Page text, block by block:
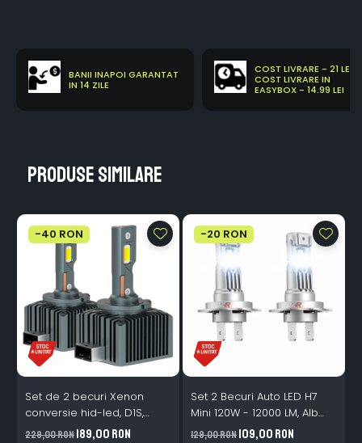
BANII INAPOI GARANTAT
IN 14 ZILE
COST LIVRARE - 21 LEI
COST LIVRARE IN
EASYBOX - 14.99 LEI
Produse similare
-40 RON
Set de 2 becuri Xenon
conversie hid-led, D1S,
120W, 12.000lm, Canbus,
229,00 RON189,00 RON
-20 RON
Set 2 Becuri Auto LED H7
Mini 120W - 12000 LM, Alb
Rece 6500K, Canbus
129,00 RON109,00 RON